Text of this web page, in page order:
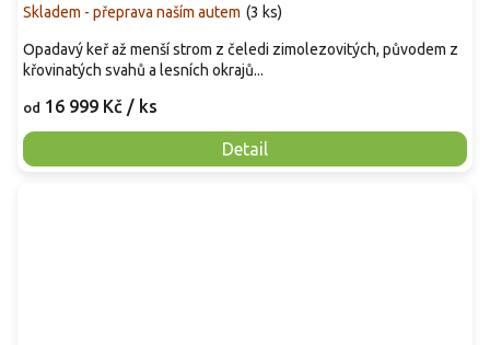
Skladem - přeprava naším autem (3 ks)
od 16 999 Kč / ks
Detail
Opadavý keř až menší strom z čeledi zimolezovitých, původem z
křovinatých svahů a lesních okrajů...